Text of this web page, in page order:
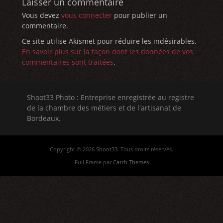
Vous devez vous connecter pour publier un
commentaire.
Ce site utilise Akismet pour réduire les indésirables.
En savoir plus sur la façon dont les données de vos
commentaires sont traitées.
Shoot33 Photo : Entreprise enregistrée au registre
de la chambre des métiers et de l'artisanat de
Bordeaux.
Copyright © 2026 Shoot33. Tous droits réservés.
Full Frame par Catch Themes